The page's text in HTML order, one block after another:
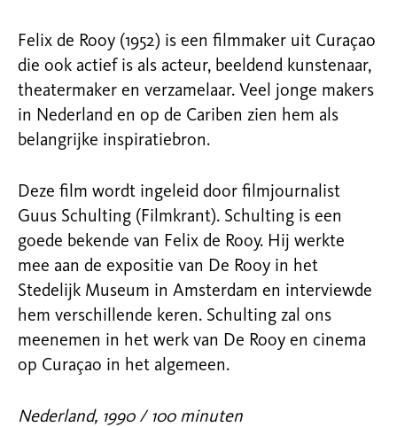
Felix de Rooy (1952) is een filmmaker uit Curaçao
die ook actief is als acteur, beeldend kunstenaar,
theatermaker en verzamelaar. Veel jonge makers
in Nederland en op de Cariben zien hem als
belangrijke inspiratiebron.
Deze film wordt ingeleid door filmjournalist
Guus Schulting (Filmkrant). Schulting is een
goede bekende van Felix de Rooy. Hij werkte
mee aan de expositie van De Rooy in het
Stedelijk Museum in Amsterdam en interviewde
hem verschillende keren. Schulting zal ons
meenemen in het werk van De Rooy en cinema
op Curaçao in het algemeen.
Nederland, 1990 / 100 minuten